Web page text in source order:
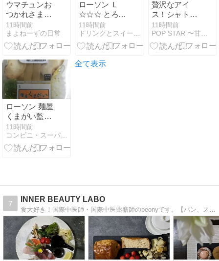
ウマチュンお
つかれさまで
した
11時間前
まよねーずの日常
ローソン Ｌ
☆☆☆ とろけ
るフォンダン
ショコラ(ベル
ギーチョコ使
11時間前
贅沢なアイ
ス！シャトレ
ーゼ
Chateraise
PREMIUM
11時間前
ローソン 麺屋
くまがい監修
冷たい濃厚塩
鶏そば
11時間前
コンビニ・スーパー・外食日記
全て表示
7
INNER BEAUTY LABO